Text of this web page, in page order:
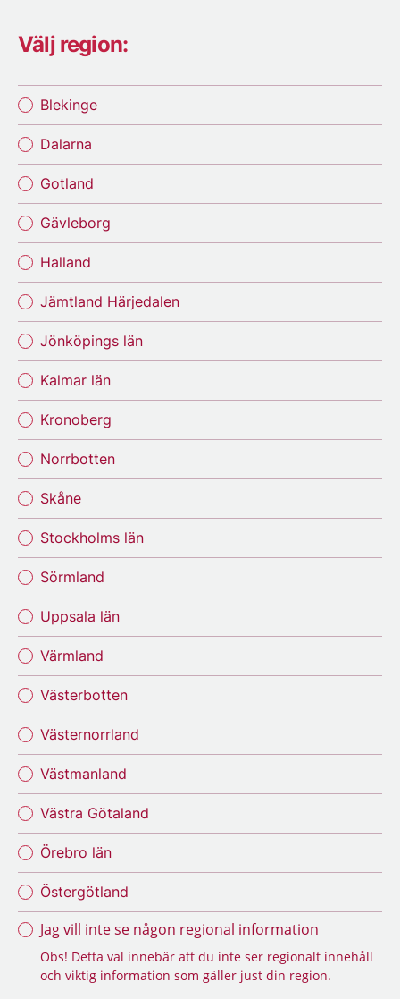
Välj region:
Blekinge
Dalarna
Gotland
Gävleborg
Halland
Jämtland Härjedalen
Jönköpings län
Kalmar län
Kronoberg
Norrbotten
Skåne
Stockholms län
Sörmland
Uppsala län
Värmland
Västerbotten
Västernorrland
Västmanland
Västra Götaland
Örebro län
Östergötland
Jag vill inte se någon regional information
Obs! Detta val innebär att du inte ser regionalt innehåll
och viktig information som gäller just din region.